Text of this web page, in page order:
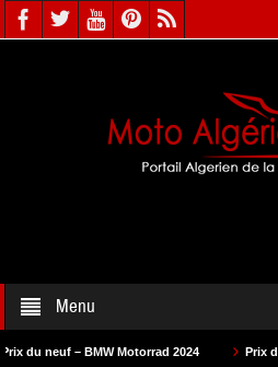
Menu
Motorrad 2024 Prix du neuf – SAM